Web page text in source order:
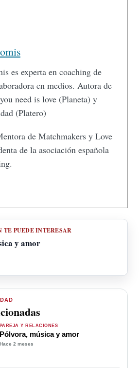
es experta en coaching de
en medios. Autora de
need is love (Planeta) y
(Platero)
de Matchmakers y Love
de la asociación española
TE PUEDE INTERESAR
y amor
PAREJA Y RELACIONES
Pólvora, música y amor
Hace 2 meses